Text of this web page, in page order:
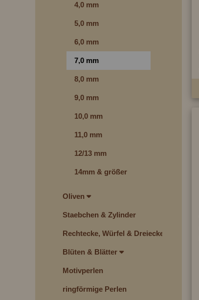
4,0 mm
5,0 mm
6,0 mm
7,0 mm
8,0 mm
9,0 mm
10,0 mm
11,0 mm
12/13 mm
14mm & größer
Oliven
Staebchen & Zylinder
Rechtecke, Würfel & Dreiecke
Blüten & Blätter
Motivperlen
ringförmige Perlen